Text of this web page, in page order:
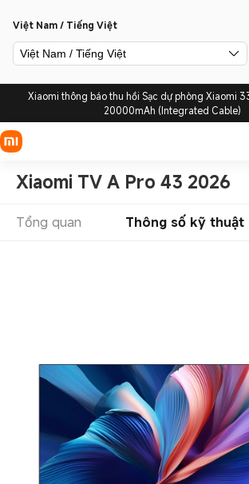
Việt Nam / Tiếng Việt
Việt Nam / Tiếng Việt
Xiaomi thông báo thu hồi Sạc dự phòng Xiaomi
20000mAh (Integrated Cable)
Xiaomi TV A Pro 43 2026
Tổng quan Thông số kỹ thuật